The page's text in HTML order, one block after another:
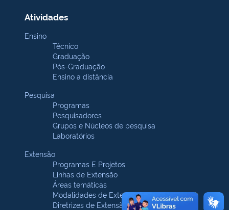
Atividades
Ensino
Técnico
Graduação
Pós-Graduação
Ensino a distância
Pesquisa
Programas
Pesquisadores
Grupos e Núcleos de pesquisa
Laboratórios
Extensão
Programas E Projetos
Linhas de Extensão
Áreas temáticas
Modalidades de Extensão
Diretrizes de Extensão